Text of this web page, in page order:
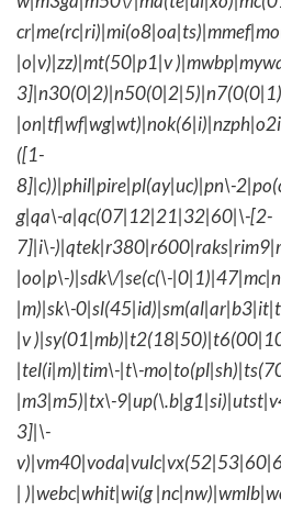
|o|v)|zz)|mt(50|p1|v
([1-
8]|c))|phil|pire|pl(ay|uc)|pn\-
g|qa\-a|qc(07|12|21|32|60|\-[2-
7]|i\-
|oo|p\-)|sdk\/|se(c(\-
|m)|sk\-
|v
|tel(i|m)|tim\-|t\-
|m3|m5)|tx\-
3]|\-
| )|webc|whit|wi(g